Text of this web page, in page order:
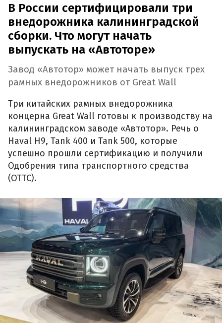
В России сертифицировали три
внедорожника калининградской
сборки. Что могут начать
выпускать на «Автоторе»
Завод «Автотор» может начать выпуск трех
рамных внедорожников от Great Wall
Три китайских рамных внедорожника
концерна Great Wall готовы к производству на
калининградском заводе «Автотор». Речь о
Haval H9, Tank 400 и Tank 500, которые
успешно прошли сертификацию и получили
Одобрения типа транспортного средства
(ОТТС).